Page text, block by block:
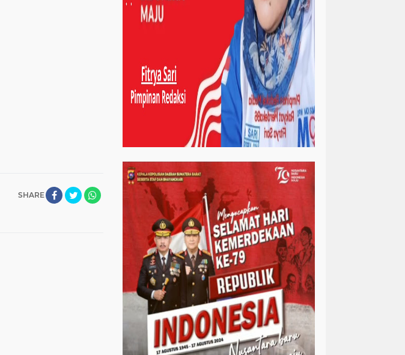
SHARE